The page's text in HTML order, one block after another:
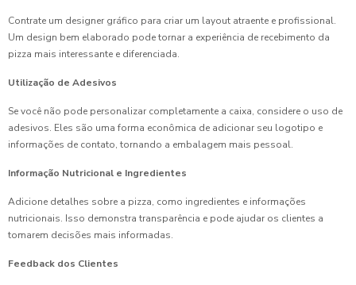
Contrate um designer gráfico para criar um layout atraente e profissional.
Um design bem elaborado pode tornar a experiência de recebimento da
pizza mais interessante e diferenciada.
Utilização de Adesivos
Se você não pode personalizar completamente a caixa, considere o uso de
adesivos. Eles são uma forma econômica de adicionar seu logotipo e
informações de contato, tornando a embalagem mais pessoal.
Informação Nutricional e Ingredientes
Adicione detalhes sobre a pizza, como ingredientes e informações
nutricionais. Isso demonstra transparência e pode ajudar os clientes a
tomarem decisões mais informadas.
Feedback dos Clientes